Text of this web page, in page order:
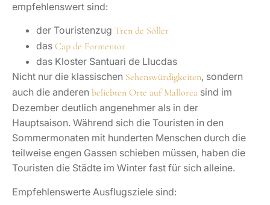
empfehlenswert sind:
der Touristenzug Tren de Sóller
das Cap de Formentor
das Kloster Santuari de Llucdas
Nicht nur die klassischen Sehenswürdigkeiten, sondern
auch die anderen beliebten Orte auf Mallorca sind im
Dezember deutlich angenehmer als in der
Hauptsaison. Während sich die Touristen in den
Sommermonaten mit hunderten Menschen durch die
teilweise engen Gassen schieben müssen, haben die
Touristen die Städte im Winter fast für sich alleine.
Empfehlenswerte Ausflugsziele sind: